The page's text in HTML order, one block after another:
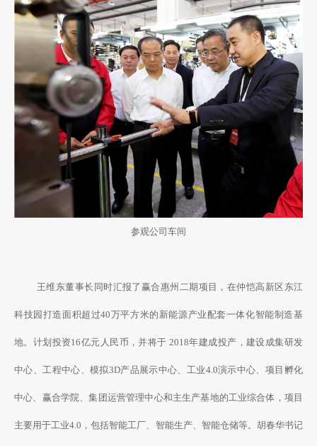
参观公司车间
王维东董事长同时汇报了赢合惠州二期项目，在仲恺高新区东江
科技园打造面积超过40万平方米的新能源产业配套一体化智能制造基
地。计划投资16亿元人民币，并将于 2018年建成投产，建设成集研发
中心、工程中心、模拟3D产品展示中心、工业4.0演示中心、项目孵化
中心、赢合学院、集团运营管理中心和主生产基地的工业综合体，项目
主要用于工业4.0，包括智能工厂、智能生产、智能仓储等。胡春华书记